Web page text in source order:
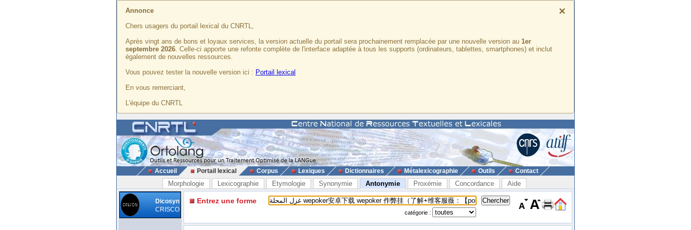
×
Annonce
Chers usagers du portail lexical du CNRTL,
Après vingt ans de bons et loyaux services, la version actuelle du portail sera prochainement remplacée par une nouvelle version au 1er
septembre 2026. Celle-ci apporte une refonte complète de l'interface adaptée à tous les supports (ordinateurs, tablettes, smartphones) et inclut
également de nouvelles ressources.
Vous pouvez tester la nouvelle version ici : Portail lexical
En vous remerciant,
L'équipe du CNRTL
Accueil Portail lexical Corpus Lexiques Dictionnaires Métalexicographie Outils Contact
Morphologie Lexicographie Etymologie Synonymie Antonymie Proxémie Concordance Aide
Dicosyn
CRISCO
Entrez une forme
catégorie :